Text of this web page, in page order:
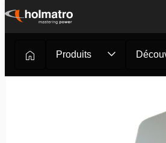
Passer
contenuProduits
Outils de sauvetage Pompiers